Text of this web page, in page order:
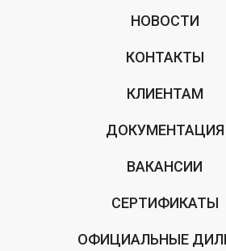
НОВОСТИ
КОНТАКТЫ
КЛИЕНТАМ
ДОКУМЕНТАЦИЯ
ВАКАНСИИ
СЕРТИФИКАТЫ
ОФИЦИАЛЬНЫЕ